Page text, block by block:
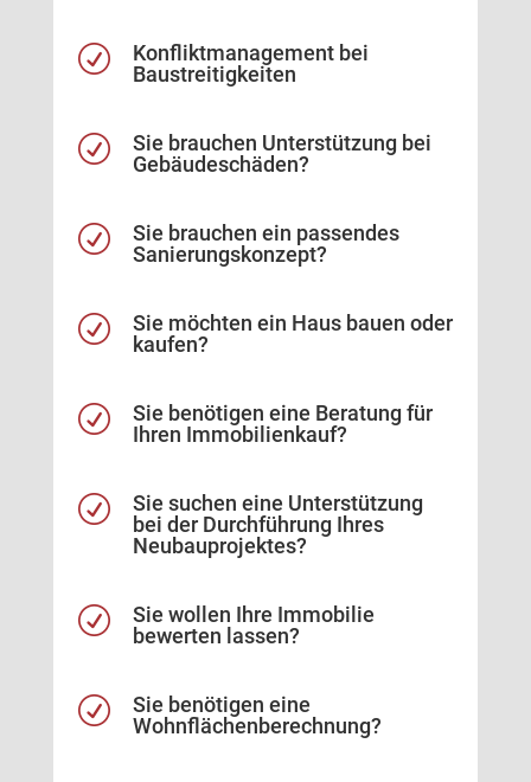
R
Konfliktmanagement bei
Baustreitigkeiten
R
Sie brauchen Unterstützung bei
Gebäudeschäden?
R
Sie brauchen ein passendes
Sanierungskonzept?
R
Sie möchten ein Haus bauen oder
kaufen?
R
Sie benötigen eine Beratung für
Ihren Immobilienkauf?
R
Sie suchen eine Unterstützung
bei der Durchführung Ihres
Neubauprojektes?
R
Sie wollen Ihre Immobilie
bewerten lassen?
R
Sie benötigen eine
Wohnflächenberechnung?